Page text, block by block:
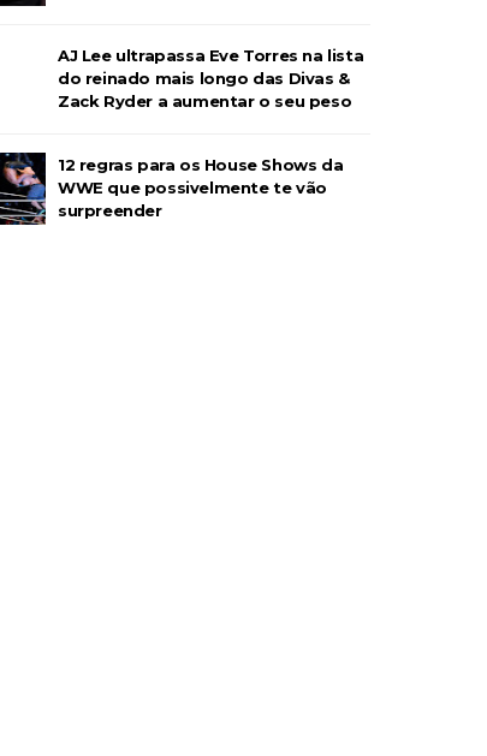
AJ Lee ultrapassa Eve Torres na lista
do reinado mais longo das Divas &
Zack Ryder a aumentar o seu peso
12 regras para os House Shows da
WWE que possivelmente te vão
surpreender